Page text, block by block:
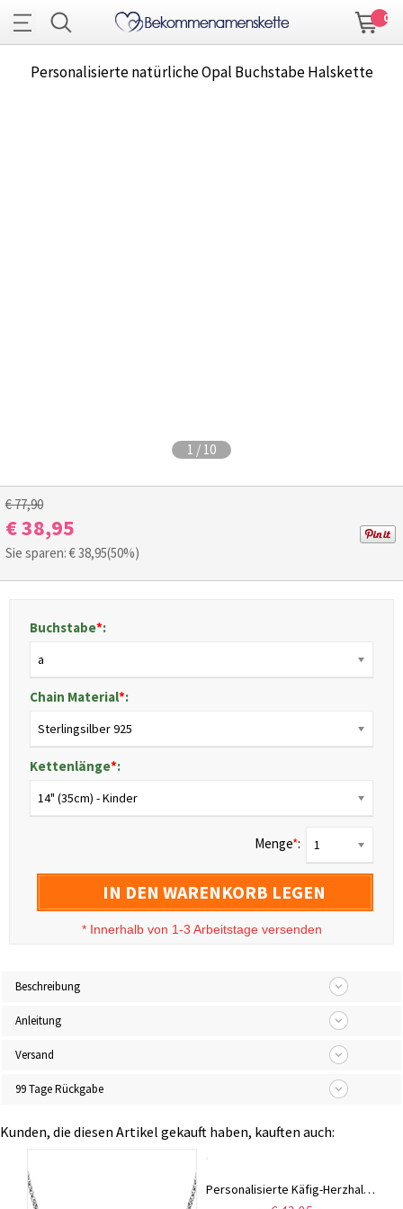
0
Personalisierte natürliche Opal Buchstabe Halskette
1 / 10
€ 77,90
€ 38,95
Sie sparen: €38,95(50%)
Buchstabe*:
a
Chain Material*:
Sterlingsilber 925
Kettenlänge*:
14" (35cm) - Kinder
Menge*: 1
IN DEN WARENKORB LEGEN
* Innerhalb von 1-3 Arbeitstage versenden
Beschreibung
Anleitung
Versand
99 Tage Rückgabe
Kunden, die diesen Artikel gekauft haben, kauften auch:
Personalisierte Käfig-Herzhalskette mit Geburtsstein in Sterlingsilber